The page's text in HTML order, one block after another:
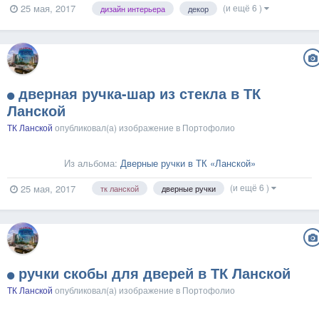
25 мая, 2017
дизайн интерьера декор (и ещё 6 )
дверная ручка-шар из стекла в ТК
Ланской
ТК Ланской опубликовал(а) изображение в Портофолио
Из альбома: Дверные ручки в ТК «Ланской»
25 мая, 2017
тк ланской дверные ручки (и ещё 6 )
ручки скобы для дверей в ТК Ланской
ТК Ланской опубликовал(а) изображение в Портофолио